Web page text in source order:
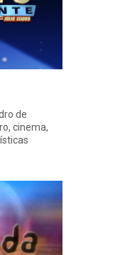
de
cinema,